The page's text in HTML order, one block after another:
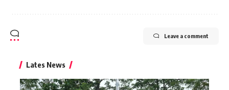
Leave a comment
Lates News